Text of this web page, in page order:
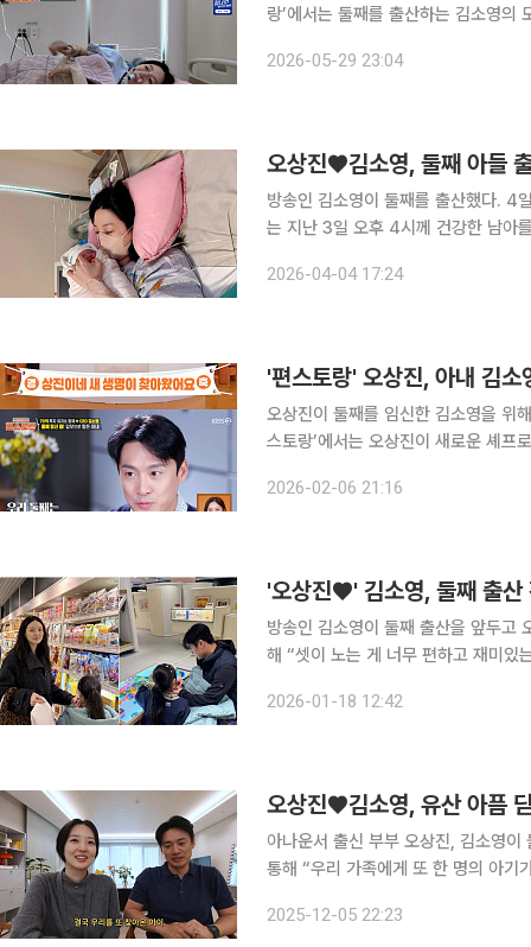
랑’에서는 둘째를 출산하는 김소영의 모습이 그려졌다. 이날 오상
2026-05-29 23:04
오상진♥김소영, 둘째 아들
방송인 김소영이 둘째를 출산했다. 4일 김소영의 소속사 티엔엔터테인먼트는 “오상진, 김소영 부부
는 지난 3일 오후 4시께 건강한 남아를 출산했
김소영 역시 3일 자신의 인스타그램
2026-04-04 17:24
'편스토랑' 오상진, 아내 김
오상진이 둘째를 임신한 김소영을 위해 양식 셰프로 변신
스토랑’에서는 오상진이 새로운 셰프로 출연해 일상을
이어 “아내 소영이 입덧이 진짜 심했
2026-02-06 21:16
'오상진♥' 김소영, 둘째 출
방송인 김소영이 둘째 출산을 앞두고 오묘한 심경을 전했다.
해 “셋이 노는 게 너무 편하고 재미있
는 김소영과 남편 오상진의 모습이 담
2026-01-18 12:42
아나운서 출신 부부 오상진, 김소영이 둘째 임신 소식을
통해 “우리 가족에게 또 한 명의 아기가 찾아
었고, 내년 봄이면 수아 동생을 만나
2025-12-05 22:23